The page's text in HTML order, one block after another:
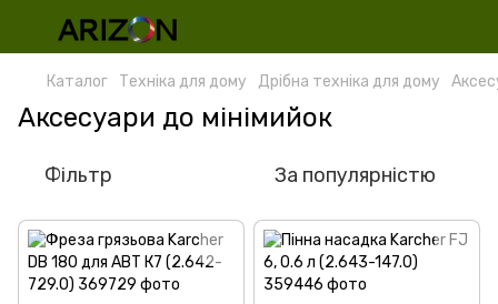
Каталог Техніка для дому Дрібна техніка для дому
Аксесуари до мінімийок
Фільтр За популярністю